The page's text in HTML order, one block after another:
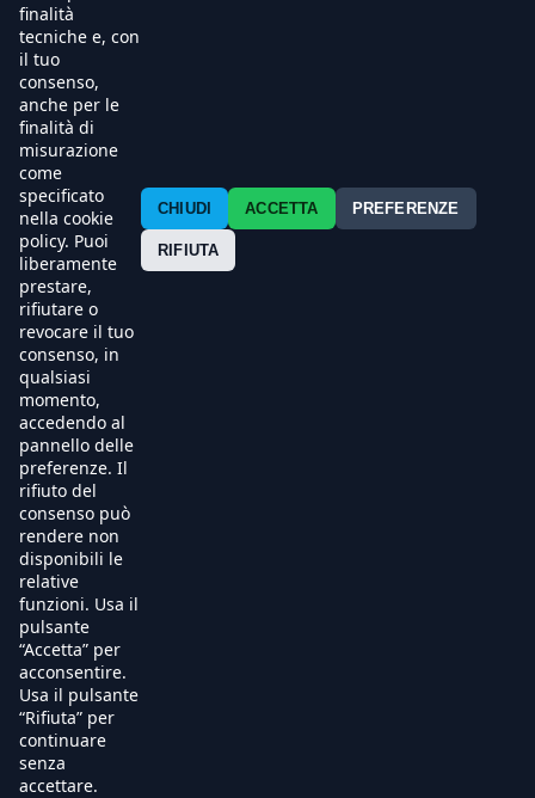
Contatti
finalità
tecniche e, con
il tuo
consenso,
anche per le
finalità di
misurazione
come
specificato
nella cookie
policy. Puoi
liberamente
prestare,
rifiutare o
revocare il tuo
consenso, in
qualsiasi
momento,
accedendo al
pannello delle
preferenze. Il
rifiuto del
consenso può
rendere non
disponibili le
relative
funzioni. Usa il
pulsante
“Accetta” per
acconsentire.
Usa il pulsante
“Rifiuta” per
continuare
senza
accettare.
CHIUDI ACCETTA PREFERENZE
RIFIUTA